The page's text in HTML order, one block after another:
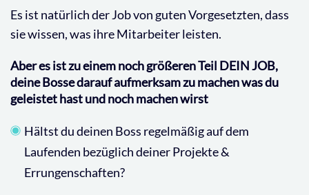
Es ist natürlich der Job von guten Vorgesetzten, dass
sie wissen, was ihre Mitarbeiter leisten.
Aber es ist zu einem noch größeren Teil DEIN JOB,
deine Bosse darauf aufmerksam zu machen was du
geleistet hast und noch machen wirst
Hältst du deinen Boss regelmäßig auf dem
Laufenden bezüglich deiner Projekte &
Errungenschaften?